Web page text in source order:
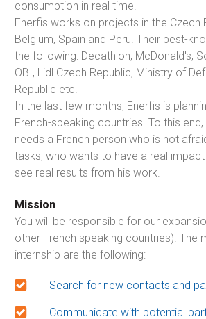
consumption in real time.
Enerfis works on projects in the Czech
Belgium, Spain and Peru. Their best-
the following: Decathlon, McDonald's,
OBI, Lidl Czech Republic, Ministry of
Republic etc.
In the last few months, Enerfis is
French-speaking countries. To this
needs a French person who is not
tasks, who wants to have a real
see real results from his work.
Mission
You will be responsible for our
other French speaking countries). The
internship are the following:
Search for new contacts and
Communicate with potential